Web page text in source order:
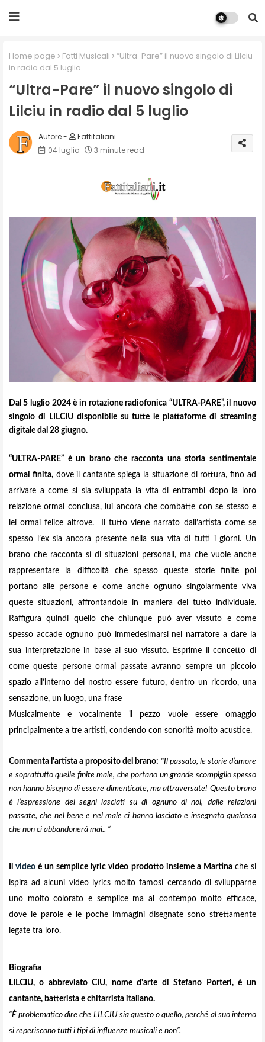
Home page Fatti Musicali
“Ultra-Pare” il nuovo singolo di Lilciu
in radio dal 5 luglio
“Ultra-Pare” il nuovo singolo di
Lilciu in radio dal 5 luglio
Fattitaliani
04 luglio
3 minute read
Dal 5 luglio 2024 è in rotazione radiofonica “ULTRA-PARE”, il nuovo
singolo di LILCIU disponibile su tutte le piattaforme di streaming
digitale dal 28 giugno.
“ULTRA-PARE” è un brano che racconta una storia sentimentale
ormai finita,dove il cantante spiega la situazione di rottura, fino ad
arrivare a come si sia sviluppata la vita di entrambi dopo la loro
relazione ormai conclusa, lui ancora che combatte con se stesso e
lei ormai felice altrove.
Il tutto viene narrato dall’artista come se
spesso l’ex sia ancora presente nella sua vita di tutti i giorni. Un
brano che racconta sì di situazioni personali, ma che vuole anche
rappresentare la difficoltà che spesso queste storie finite poi
portano alle persone e come anche ognuno singolarmente viva
queste situazioni, affrontandole in maniera del tutto individuale.
Raffigura quindi quello che chiunque può aver vissuto e come
spesso accade ognuno può immedesimarsi nel narratore a dare la
sua interpretazione in base al suo vissuto. Esprime il concetto di
come queste persone ormai passate avranno sempre un piccolo
spazio all’interno del nostro essere futuro, dentro un ricordo, una
sensazione, un luogo, una frase
Musicalmente e vocalmente il pezzo vuole essere omaggio
principalmente a tre artisti, condendo con sonorità molto acustice.
Commenta l'artista a proposito del brano: "Il passato, le storie d’amore
e soprattutto quelle finite male, che portano un grande scompiglio spesso
non hanno bisogno di essere dimenticate, ma attraversate! Questo brano
è l’espressione dei segni lasciati su di ognuno di noi, dalle relazioni
passate, che nel bene e nel male ci hanno lasciato e insegnato qualcosa
che non ci abbandonerà mai.. ”
videoè un semplice lyric video prodotto insieme a Martina che si
ispira ad alcuni video lyrics molto famosi cercando di svilupparne
uno molto colorato e semplice ma al contempo molto efficace,
dove le parole e le poche immagini disegnate sono strettamente
legate tra loro.
Biografia
LILCIU, o abbreviato CIU, nome d'arte di Stefano Porteri, è un
cantante, batterista e chitarrista italiano.
“È problematico dire che LILCIU sia questo o quello, perché al suo interno
si reperiscono tutti i tipi di influenze musicali e non”.